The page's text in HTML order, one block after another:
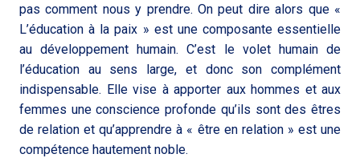
pas comment nous y prendre. On peut dire alors que «
L’éducation à la paix » est une composante essentielle
au développement humain. C’est le volet humain de
l’éducation au sens large, et donc son complément
indispensable. Elle vise à apporter aux hommes et aux
femmes une conscience profonde qu’ils sont des êtres
de relation et qu’apprendre à « être en relation » est une
compétence hautement noble.